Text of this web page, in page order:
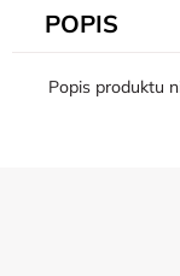
POPIS
Popis produktu